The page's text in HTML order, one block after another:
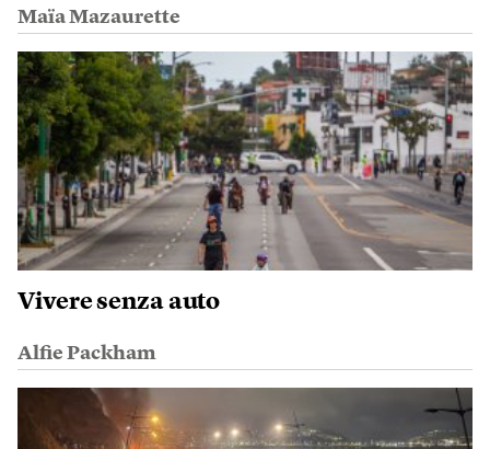
Maïa Mazaurette
Vivere senza auto
Alfie Packham